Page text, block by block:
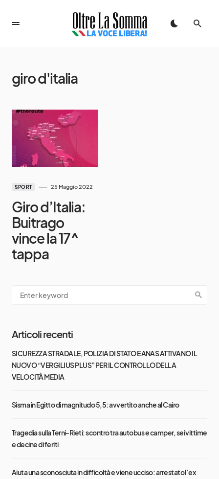
giro d'italia
SPORT 25 Maggio 2022
Giro d’Italia:
Buitrago
vince la 17^
tappa
Articoli recenti
SICUREZZA STRADALE, POLIZIA DI STATO E ANAS ATTIVANO IL
NUOVO “VERGILIUS PLUS” PER IL CONTROLLO DELLA
VELOCITÀ MEDIA
Sisma in Egitto di magnitudo 5,5: avvertito anche al Cairo
Tragedia sulla Terni-Rieti: scontro tra autobus e camper, sei vittime
e decine di feriti
Aiuta una sconosciuta in difficoltà e viene ucciso: arrestato l’ex